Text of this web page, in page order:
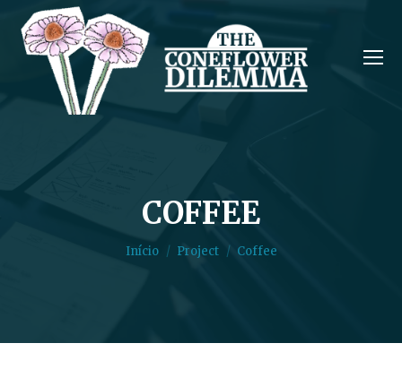
COFFEE
Você está aqui:
Início Project Coffee